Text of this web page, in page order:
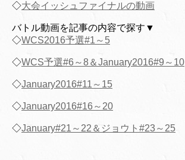
◇大会イッシュファイナルの動画
バトル動画を記事の内容で探す▼
◇WCS2016予選#1～5
◇WCS予選#6～8＆January2016#9～10
◇January2016#11～15
◇January2016#16～20
◇January#21～22＆ジョウト#23～25